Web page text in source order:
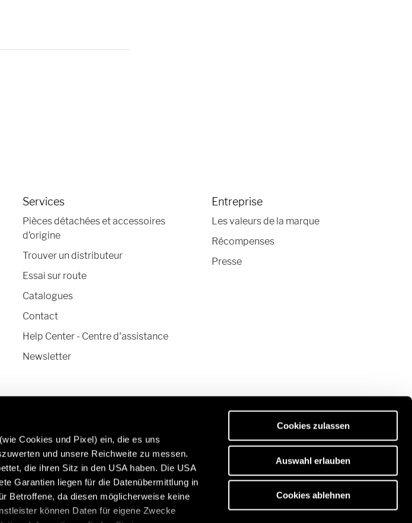
Cookies und Pixel) ein, die es uns
und unsere Reichweite zu messen.
die ihren Sitz in den USA haben. Die USA
Garantien liegen für die Datenübermittlung in
Betroffene, da diesen möglicherweise keine
können Daten für eigene Zwecke
Cookies zulassen
Auswahl erlauben
Cookies ablehnen
Services
Pièces détachées et accessoires
d’origine
Trouver un distributeur
Essai sur route
Catalogues
Contact
Help Center - Centre d'assistance
Newsletter
Entreprise
Les valeurs de la marque
Récompenses
Presse
et accessoires
dorigine
Caravanes de qualité Premium :
https://www.eriba.com/be/fr